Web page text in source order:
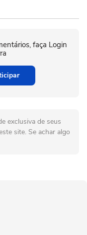
faça Login
exclusiva de seus
site. Se achar algo